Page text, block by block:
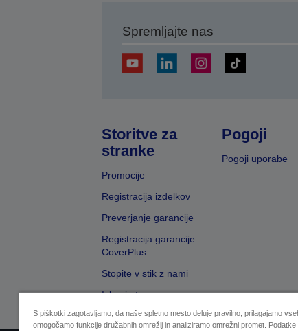
Spremljajte nas
Storitve za
stranke
Promocije
Registracija izdelkov
Preverjanje garancije
Registracija garancije
CoverPlus
Stopite v stik z nami
Iskanje trgovcev
Pogoji
Pogoji uporabe
S piškotki zagotavljamo, da naše spletno mesto deluje pravilno, prilagajamo
omogočamo funkcije družabnih omrežij in analiziramo omrežni promet.